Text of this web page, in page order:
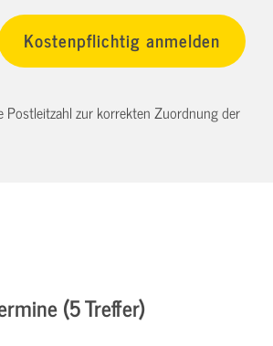
Postleitzahl zur korrekten Zuordnung der
(5 Treffer)